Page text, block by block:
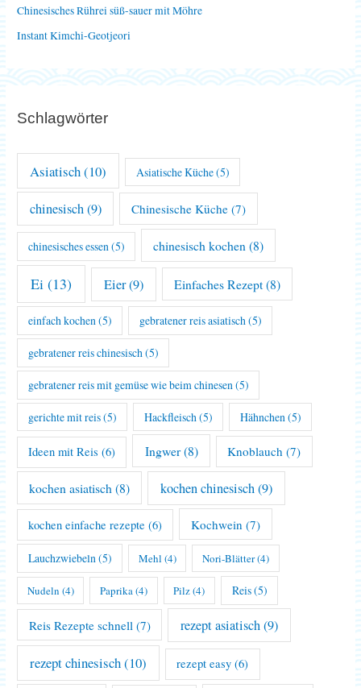
:Chinesisches Rührei süß-sauer mit Möhre
Instant Kimchi-Geotjeori
Schlagwörter
Asiatisch(10) Asiatische Küche(5)
chinesisch(9) Chinesische Küche (7)
chinesisches essen(5) chinesisch kochen (8)
Ei (13) Eier(9) Einfaches Rezept(8)
einfach kochen(5) gebratener reis asiatisch(5)
gebratener reis chinesisch (5)
gebratener reis mit gemüse wie beim chinesen (5)
gerichte mit reis(5) Hackfleisch (5) Hähnchen (5)
Ideen mit Reis (6) Ingwer(8) Knoblauch (7)
kochen asiatisch (8) kochen chinesisch(9)
kochen einfache rezepte (6) Kochwein (7)
Lauchzwiebeln(5) Mehl (4) Nori-Blätter(4)
Nudeln (4) Paprika(4) Pilz(4) Reis(5)
Reis Rezepte schnell (7) rezept asiatisch(9)
rezept chinesisch(10) rezept easy (6)